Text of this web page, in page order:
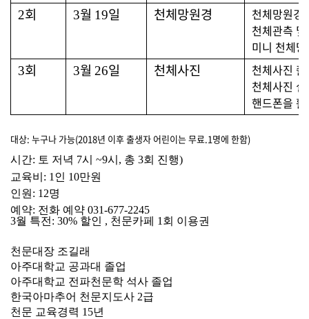
2회 3월 19일 천체망원경
천체망원경
천체관측
미니 천체
3회 3월 26일 천체사진
천체사진
천체사진
핸드폰을
대상: 누구나 가능(2018년 이후 출생자 어린이는 무료.1명에 한함)
시간: 토 저녁 7시 ~9시 , 총 3회 진행)
교육비 : 1 인 10만원
인원 : 12명
예약: 전화 예약 031-677-2245
3월 특전 : 30% 할인 , 천문카페 1 회 이용권
천문대장 조길래
아주대학교 공과대 졸업
아주대학교 전파천문학 석사 졸업
한국아마추어 천문지도사 2급
천문 교육경력 15년